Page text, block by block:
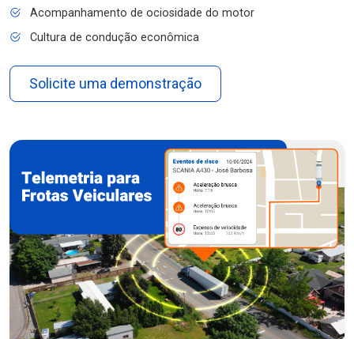
Acompanhamento de ociosidade do motor
Cultura de condução econômica
Solicite uma demonstração